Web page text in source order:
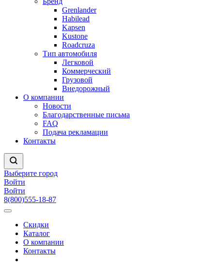
Grenlander
Habilead
Kapsen
Kustone
Roadcruza
Тип автомобиля
Легковой
Коммерческий
Грузовой
Внедорожный
О компании
Новости
Благодарственные письма
FAQ
Подача рекламации
Контакты
Выберите город
Войти
Войти
8(800)555-18-87
Скидки
Каталог
О компании
Контакты